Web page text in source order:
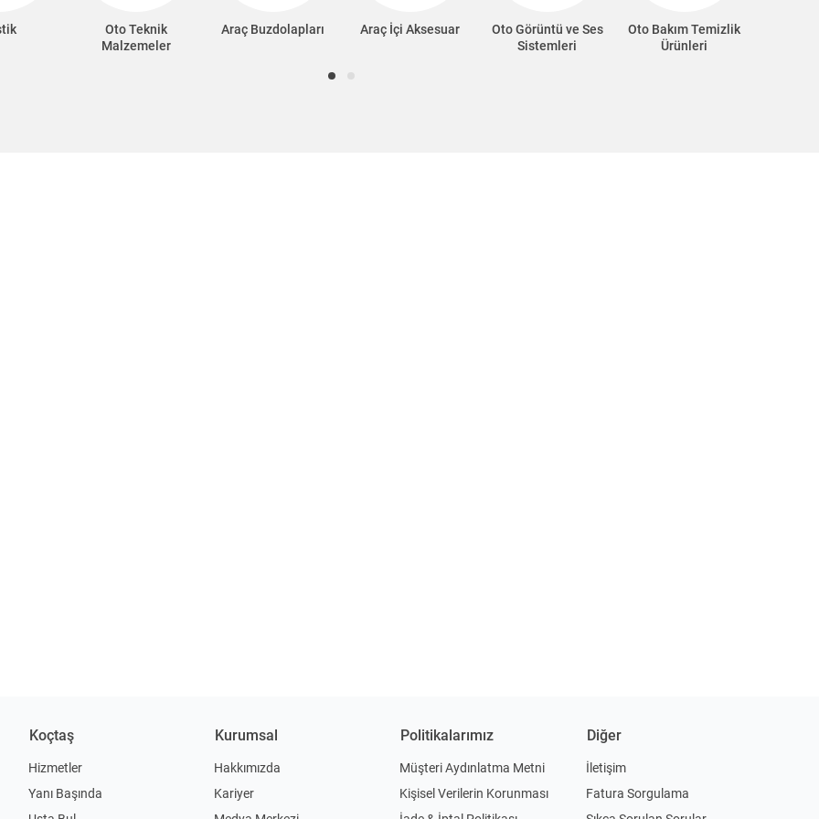
Oto Teknik
Malzemeler
Araç Buzdolapları Araç İçi Aksesuar
Oto Görüntü ve Ses
Sistemleri
Oto Bakım Temizlik
Ürünleri
Koçtaş
Hizmetler
Yanı Başında
Kurumsal
Hakkımızda
Kariyer
Politikalarımız
Müşteri Aydınlatma Metni
Kişisel Verilerin Korunması
Diğer
İletişim
Fatura Sorgulama